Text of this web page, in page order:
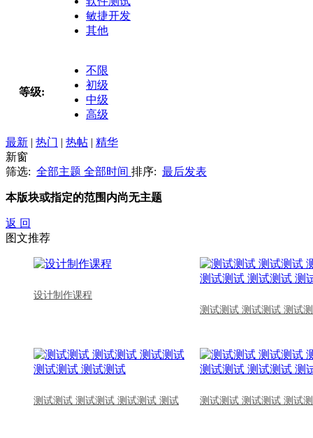
敏捷开发
其他
等级:
不限
初级
中级
高级
最新 | 热门 | 热帖 | 精华
新窗
筛选: 全部主题 全部时间 排序: 最后发表
本版块或指定的范围内尚无主题
返 回
图文推荐
设计制作课程
测试测试 测试测试 测试
测试测试 测试测试 测试测试 测试 测试测试 测试测试 测试